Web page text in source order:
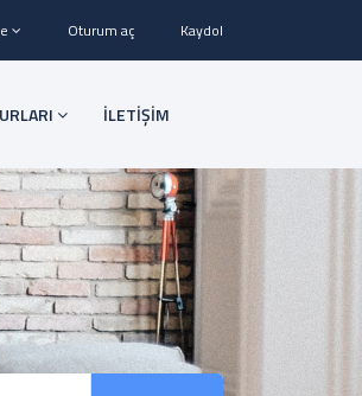
Oturum aç Kaydol
İLETİŞİM